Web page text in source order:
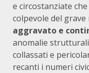
e circostanziate
colpevole del grave
aggravato e
anomalie
collassati e
recanti i numeri